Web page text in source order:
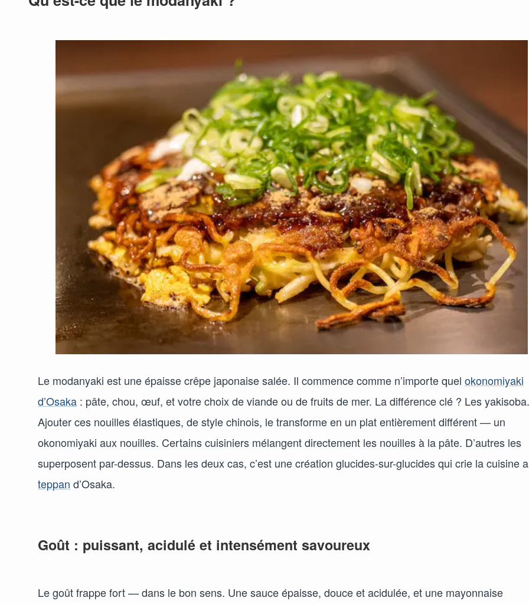
Le modanyaki est une épaisse crêpe japonaise salée. Il commence comme n’importe quel okonomiyaki
d’Osaka : pâte, chou, œuf, et votre choix de viande ou de fruits de mer. La différence clé ? Les yakisoba.
Ajouter ces nouilles élastiques, de style chinois, le transforme en un plat entièrement différent — un
okonomiyaki aux nouilles. Certains cuisiniers mélangent directement les nouilles à la pâte. D’autres les
superposent par-dessus. Dans les deux cas, c’est une création glucides-sur-glucides qui crie la cuisine
teppan d’Osaka.
Goût : puissant, acidulé et intensément savoureux
Le goût frappe fort — dans le bon sens. Une sauce épaisse, douce et acidulée, et une mayonnaise